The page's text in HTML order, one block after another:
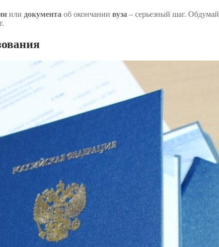
или документа об окончании вуза – серьезный шаг.